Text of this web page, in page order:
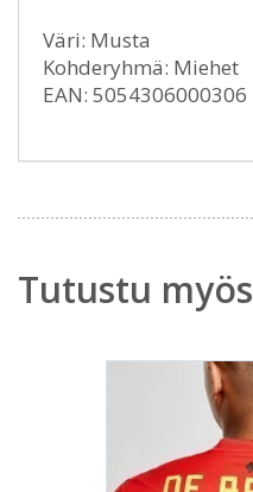
Väri: Musta
Kohderyhmä: Miehet
EAN: 5054306000306
Tutustu myös